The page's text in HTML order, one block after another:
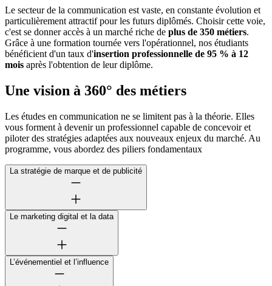
Le secteur de la communication est vaste, en constante évolution et
particulièrement attractif pour les futurs diplômés. Choisir cette voie,
c'est se donner accès à un marché riche de plus de 350 métiers.
Grâce à une formation tournée vers l'opérationnel, nos étudiants
bénéficient d'un taux d'insertion professionnelle de 95 % à 12
mois après l'obtention de leur diplôme.
Une vision à 360° des métiers
Les études en communication ne se limitent pas à la théorie. Elles
vous forment à devenir un professionnel capable de concevoir et
piloter des stratégies adaptées aux nouveaux enjeux du marché. Au
programme, vous abordez des piliers fondamentaux
La stratégie de marque et de publicité
Le marketing digital et la data
L’événementiel et l’influence